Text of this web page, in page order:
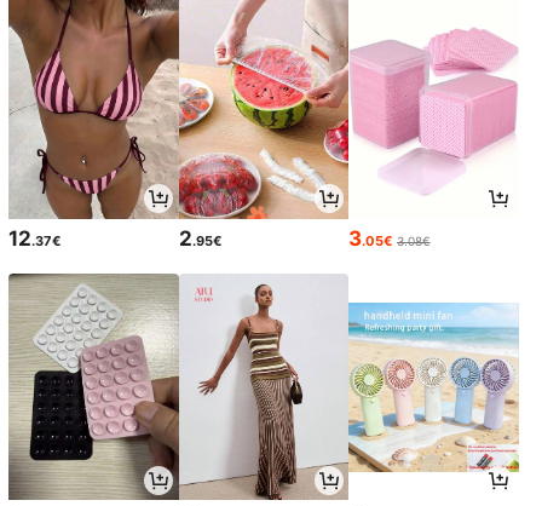
12.37€ 2.95€ 3.05€ 3.08€